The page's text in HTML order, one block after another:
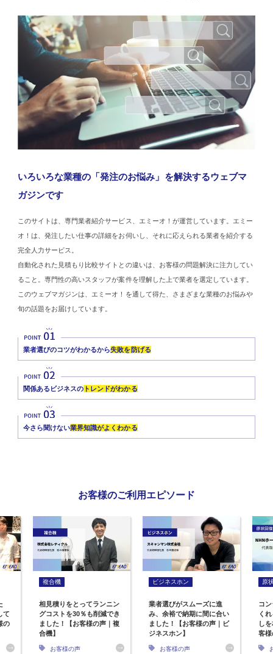
いろいろな業種の「発注のお悩み」を解決するウェブマ
ガジンです
このサイトは、専門業者紹介サービス、エミーオ！が運営しています。エミー
オ！は、発注したい仕事の詳細をお伺いし、それに応えられる業者を紹介する
完全人力サービス。
自動化された見積もり比較サイトとの違いは、お客様の問題解決に注力してい
ること。専門性の高いスタッフが案件を理解した上で業者を選定しています。
このウェブマガジンは、エミーオ！を通して得た、さまざまな業種のお悩みや
旬の話題をお届けしています。
業者選びのコツがわかるから失敗を防げる
関係あるビジネスの トレンドがわかる
今さら聞けない業界知識がよくわかる
お客様のご利用エピソード
て
の
複合機
相見積りをとってランニン
グコストを30％も削減でき
ました！【お客様の声｜複
合機】
お客様の声
ビジネスホン
業者選びがスムーズに進
み、余裕で納期に間に合い
ました！【お客様の声｜ビ
ジネスホン】
お客様の声
原
コ
く
し
客